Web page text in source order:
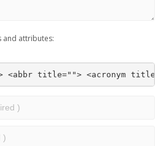
and attributes:
title=""> <acronym